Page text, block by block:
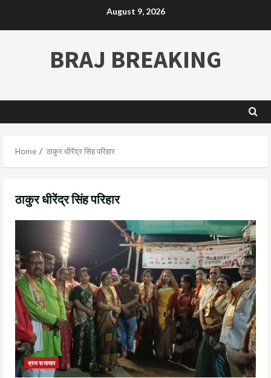
August 9, 2026
BRAJ BREAKING
Home ठाकुर धीरेंद्र सिंह परिहार
ठाकुर धीरेंद्र सिंह परिहार
ब्रज समाचार